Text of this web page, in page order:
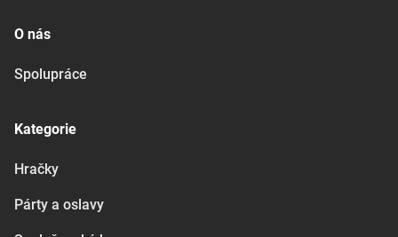
O nás
Spolupráce
Kategorie
Hračky
Párty a oslavy